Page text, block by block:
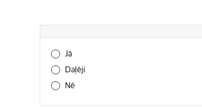
Vai šī informācija bija noderīga?
Jā
Daļēji
Nē